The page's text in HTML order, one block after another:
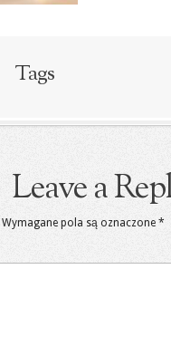
Tags
Leave a
Wymagane pola są oznaczone *